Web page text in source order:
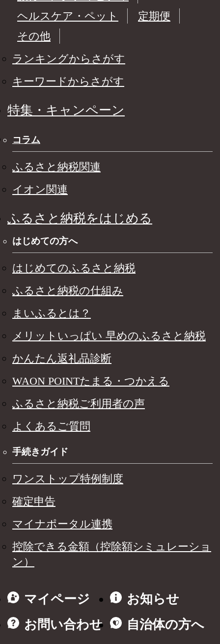
ヘルスケア・ペット
定期便
その他
ランキングからさがす
キーワードからさがす
特集・キャンペーン
コラム
ふるさと納税関連
イオン関連
ふるさと納税をはじめる
はじめての方へ
はじめてのふるさと納税
ふるさと納税の仕組み
まいふるとは？
メリットいっぱい 早めのふるさと納税
かんたん返礼品診断
WAON POINTたまる・つかえる
ふるさと納税ご利用者の声
よくあるご質問
手続きガイド
ワンストップ特例制度
確定申告
マイナポータル連携
控除できる金額（控除額シミュレーショ
ン）
マイページ
お知らせ
お問い合わせ
自治体の方へ